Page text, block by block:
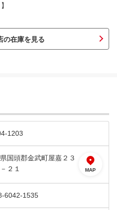
の在庫を見る
1203
国頭郡金武町屋嘉２３
－２１
MAP
6042-1535